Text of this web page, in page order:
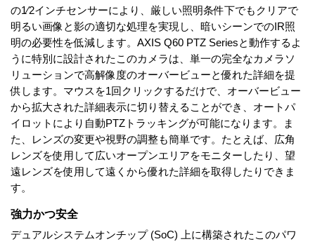
の1⁄2インチセンサーにより、厳しい照明条件下でもクリアで
明るい画像と影の適切な処理を実現し、暗いシーンでのIR照
明の必要性を低減します。AXIS Q60 PTZ Seriesと動作するよ
うに特別に設計されたこのカメラは、単一の完全なカメラソ
リューションで高解像度のオーバービューと優れた詳細を提
供します。マウスを1回クリックするだけで、オーバービュー
から拡大された詳細表示に切り替えることができ、オートパ
イロットにより自動PTZトラッキングが可能になります。ま
た、レンズの変更や視野の調整も簡単です。たとえば、広角
レンズを使用して広いオープンエリアをモニターしたり、望
遠レンズを使用して遠くから優れた詳細を取得したりできま
す。
強力かつ安全
デュアルシステムオンチップ (SoC) 上に構築されたこのパワ